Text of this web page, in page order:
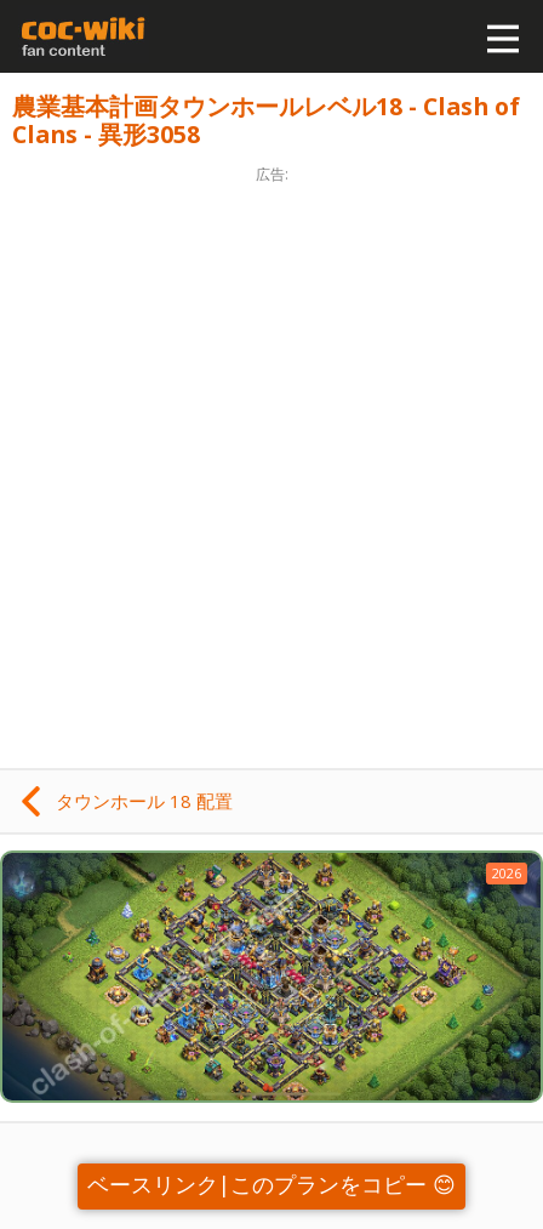
農業基本計画タウンホールレベル18 - Clash of
Clans - 異形3058
広告:
タウンホール 18 配置
2026
ベースリンク|このプランをコピー 😊